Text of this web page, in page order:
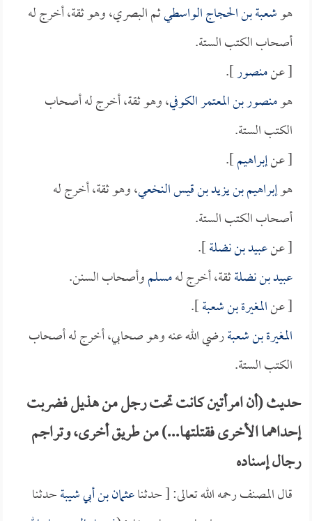
هوشعبة بن الحجاج الواسطيثم البصري، وهو ثقة، أخرج له
أصحاب الكتب الستة.
[ عنمنصور].
هومنصور بن المعتمر الكوفي، وهو ثقة، أخرج له أصحاب
الكتب الستة.
[ عنإبراهيم].
هوإبراهيم بن يزيد بن قيس النخعي، وهو ثقة، أخرج له
أصحاب الكتب الستة.
[ عنعبيد بن نضلة].
عبيد بن نضلةثقة، أخرج لهمسلموأصحاب السنن.
[ عنالمغيرة بن شعبة].
المغيرة بن شعبةرضي الله عنه وهو صحابي، أخرج له أصحاب
الكتب الستة.
حديث (أن امرأتين كانت تحت رجل من هذيل فضربت
إحداهما الأخرى فقتلتها...) من طريق أخرى، وتراجم
رجال إسناده
قال المصنف رحمه الله تعالى: [ حدثناعثمان بن أبي شيبةحدثنا